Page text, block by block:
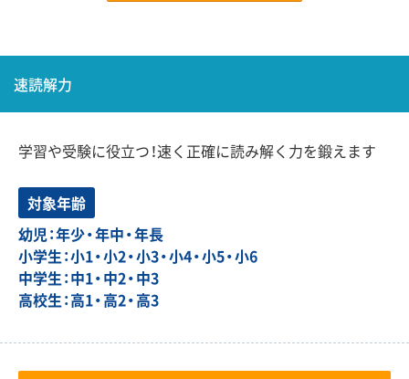
速読解力
学習や受験に役立つ！速く正確に読み解く力を鍛えます
対象年齢
幼児：年少・年中・年長
小学生：小1・小2・小3・小4・小5・小6
中学生：中1・中2・中3
高校生：高1・高2・高3